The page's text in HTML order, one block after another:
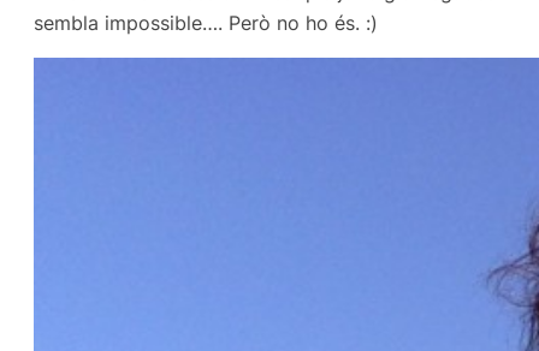
sembla impossible…. Però no ho és. :)